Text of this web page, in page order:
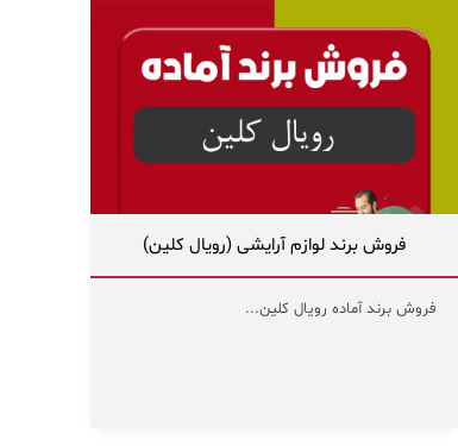
فروش برند لوازم آرایشی (رویال کلین)
فروش برند آماده رویال کلین...